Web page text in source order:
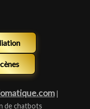
|
de chatbots